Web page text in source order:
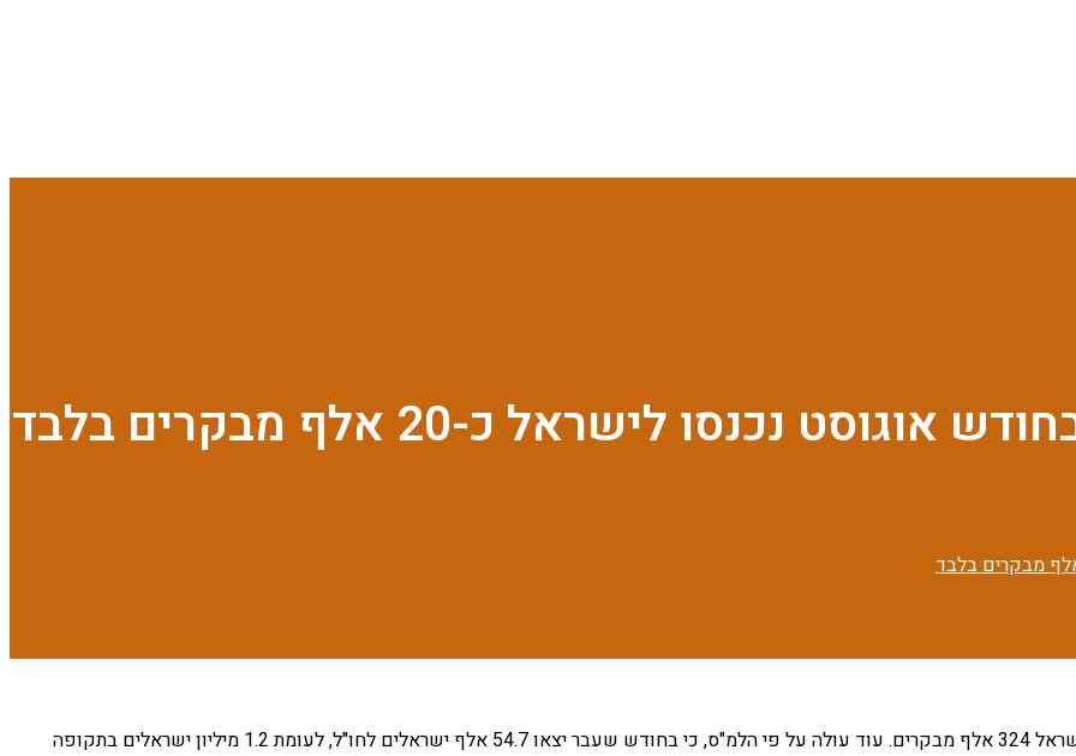
נכנסו לישראל כ-20 אלף מבקרים בלבד
מדובר בפחות מעשרה אחוז מהיקף המבקרים אשתקד – אז נכנסו לישראל 324 אלף מבקרים. עוד עולה על פי הלמ"ס, כי בחודש שעבר יצאו 54.7 אלף ישראלים לחו"ל, לעומת 1.2 מיליון ישראלים בתקופה